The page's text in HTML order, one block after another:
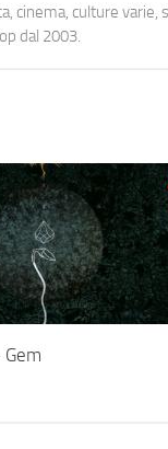
cinema, culture
dal 2003.
Gem